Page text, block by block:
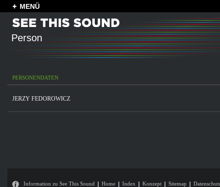
MENÜ
Person
PERSONENDATEN
JERZY FEDOROWICZ
Information zu See This Sound Home Index Konzept Sitemap